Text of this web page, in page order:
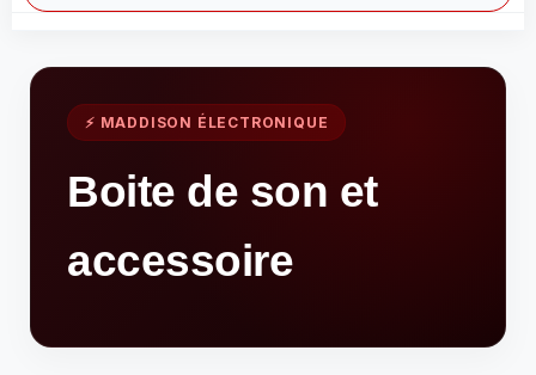
⚡ MADDISON ÉLECTRONIQUE
Boite de son et
accessoire